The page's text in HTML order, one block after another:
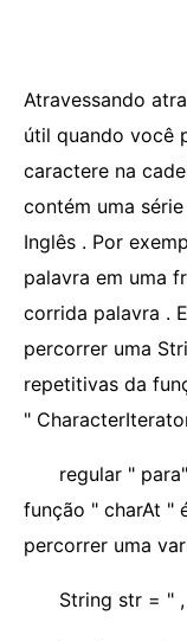
Atravessando
útil quando você
caractere na
contém uma
Inglês . Por
palavra em uma
corrida palavra .
percorrer uma
repetitivas da
"
regular "
função " charAt "
percorrer uma
String str = "